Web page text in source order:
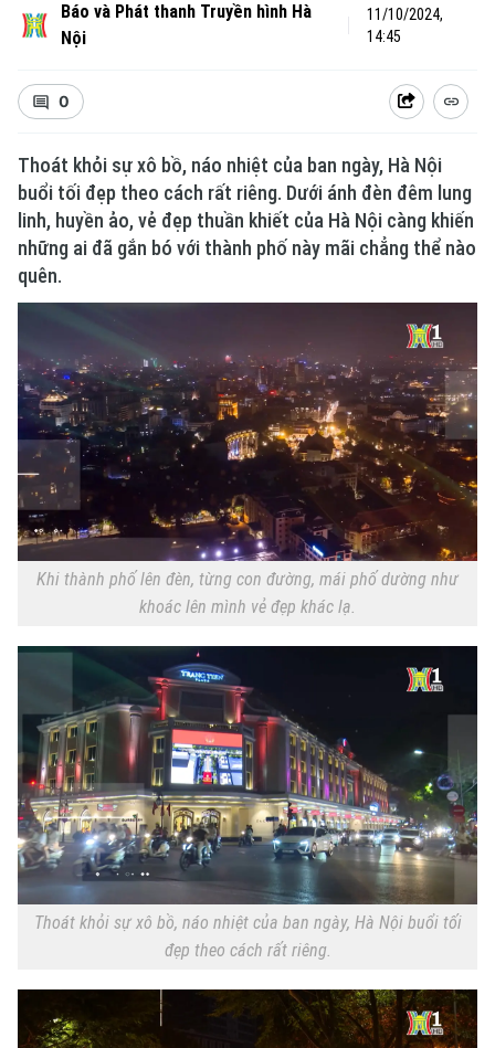
Báo và Phát thanh Truyền hình Hà
Nội
11/10/2024,
14:45
0
Thoát khỏi sự xô bồ, náo nhiệt của ban ngày, Hà Nội
buổi tối đẹp theo cách rất riêng. Dưới ánh đèn đêm lung
linh, huyền ảo, vẻ đẹp thuần khiết của Hà Nội càng khiến
những ai đã gắn bó với thành phố này mãi chẳng thể nào
quên.
Khi thành phố lên đèn, từng con đường, mái phố dường như
khoác lên mình vẻ đẹp khác lạ.
Thoát khỏi sự xô bồ, náo nhiệt của ban ngày, Hà Nội buổi tối
đẹp theo cách rất riêng.